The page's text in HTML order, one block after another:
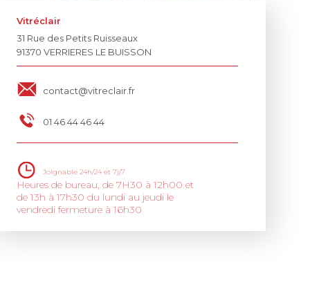
Vitréclair
31 Rue des Petits Ruisseaux
91370 VERRIERES LE BUISSON
contact@vitreclair.fr
01 46 44 46 44
Joignable 24h/24 et 7j/7
Heures de bureau, de 7H30 à 12h00 et
de 13h à 17h30 du lundi au jeudi le
vendredi fermeture à 16h30